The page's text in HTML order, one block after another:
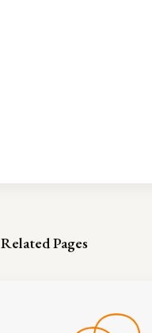
Related Pages